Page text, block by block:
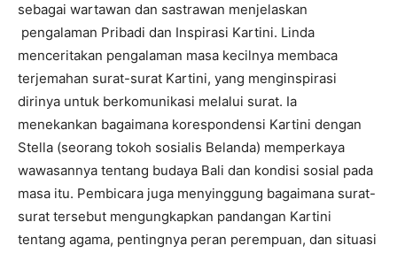
sebagai wartawan dan sastrawan menjelaskan
pengalaman Pribadi dan Inspirasi Kartini. Linda
menceritakan pengalaman masa kecilnya membaca
terjemahan surat-surat Kartini, yang menginspirasi
dirinya untuk berkomunikasi melalui surat. Ia
menekankan bagaimana korespondensi Kartini dengan
Stella (seorang tokoh sosialis Belanda) memperkaya
wawasannya tentang budaya Bali dan kondisi sosial pada
masa itu. Pembicara juga menyinggung bagaimana surat-
surat tersebut mengungkapkan pandangan Kartini
tentang agama, pentingnya peran perempuan, dan situasi